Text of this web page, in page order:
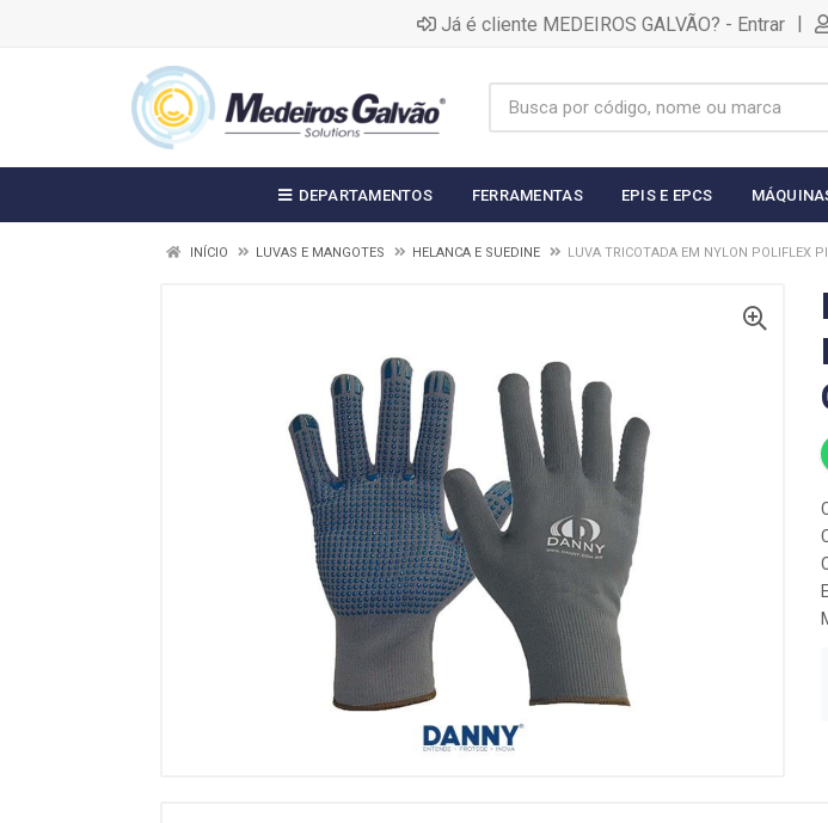
Já é cliente MEDEIROS GALVÃO? - Entrar |
DEPARTAMENTOS FERRAMENTAS EPIS E EPCS
INÍCIO LUVAS E MANGOTES HELANCA E SUEDINE LUVA TRICOTADA EM NYLON POLIFLEX